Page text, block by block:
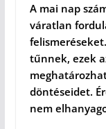
A mai nap
váratlan
tűnnek, ezek
döntéseidet.
nem